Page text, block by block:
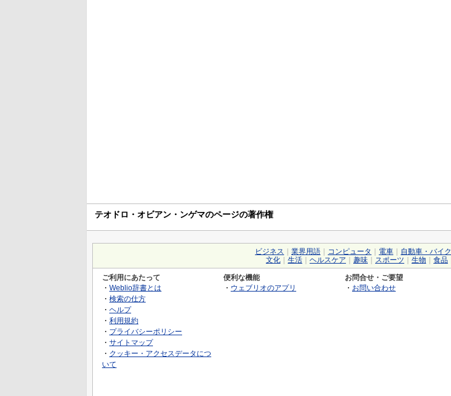
テオドロ・オビアン・ンゲマのページの著作権
ビジネス 業界用語 コンピュータ 電車 自動車・バイク
文化
生活 ヘルスケア 趣味 スポーツ 生物 食品
ご利用にあたって
・ Weblio辞書とは
・ 検索の仕方
・ ヘルプ
・ 利用規約
・ プライバシーポリシー
・ サイトマップ
・ クッキー・アクセスデータにつ
いて
便利な機能
・ ウェブリオのアプリ
お問合せ・ご要望
・ お問い合わせ